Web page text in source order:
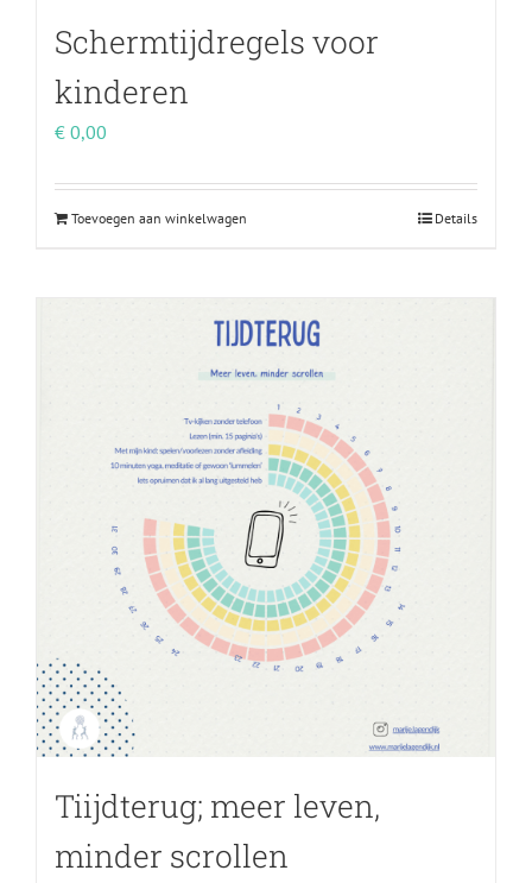
Schermtijdregels voor
kinderen
€ 0,00
Toevoegen aan winkelwagen Details
Tiijdterug; meer leven,
minder scrollen